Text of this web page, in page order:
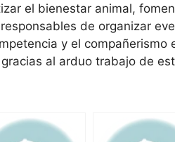
el bienestar animal,
de organizar
y el
al arduo trabajo de